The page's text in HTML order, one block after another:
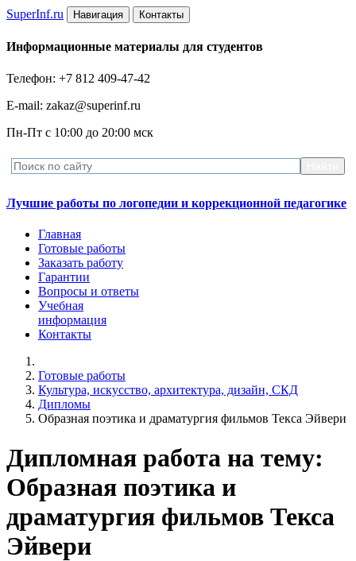
SuperInf.ru Навигация Контакты
Информационные материалы для студентов
Телефон: +7 812 409-47-42
E-mail: zakaz@superinf.ru
Пн-Пт с 10:00 до 20:00 мск
Лучшие работы по логопедии и коррекционной педагогике
Главная
Готовые работы
Заказать работу
Гарантии
Вопросы и ответы
Учебная
информация
Контакты
Готовые работы
Культура, искусство, архитектура, дизайн, СКД
Дипломы
Образная поэтика и драматургия фильмов Текса Эйвери
Дипломная работа на тему:
Образная поэтика и
драматургия фильмов Текса
Эйвери